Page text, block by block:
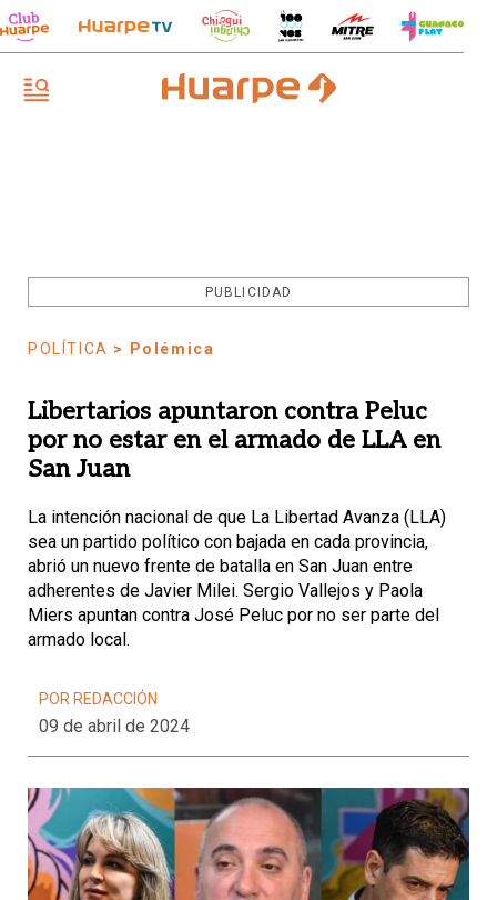
PUBLICIDAD
POLÍTICA > Polémica
Libertarios apuntaron contra Peluc
por no estar en el armado de LLA en
San Juan
La intención nacional de que La Libertad Avanza (LLA)
sea un partido político con bajada en cada provincia,
abrió un nuevo frente de batalla en San Juan entre
adherentes de Javier Milei. Sergio Vallejos y Paola
Miers apuntan contra José Peluc por no ser parte del
armado local.
POR REDACCIÓN
09 de abril de 2024